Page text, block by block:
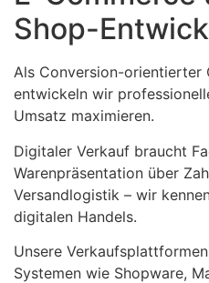
Shop-
Als Conversion-orientierter
entwickeln wir
Umsatz maximieren.
Digitaler Verkauf braucht
Warenpräsentation über
Versandlogistik – wir
digitalen Handels.
Unsere
Systemen wie Shopware,